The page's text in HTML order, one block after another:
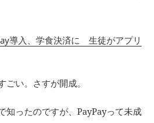
導入、学食決済に 生徒がアプリ
い。さすが開成。
知ったのですが、PayPayって未成